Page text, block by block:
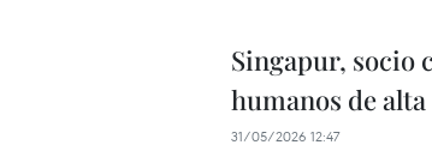
Singapur, socio
humanos de
31/05/2026 12:47